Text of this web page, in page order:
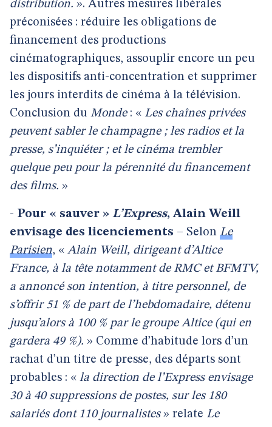
distribution. ». Autres mesures libérales
préconisées : réduire les obligations de
financement des productions
cinématographiques, assouplir encore un peu
les dispositifs anti-concentration et supprimer
les jours interdits de cinéma à la télévision.
Conclusion du Monde: « Les chaînes privées
peuvent sabler le champagne ; les radios et la
presse, s’inquiéter ; et le cinéma trembler
quelque peu pour la pérennité du financement
des films. »
- Pour « sauver » L’Express, Alain Weill
envisage des licenciements – Selon Le
Parisien, « Alain Weill, dirigeant d’Altice
France, à la tête notamment de RMC et BFMTV,
a annoncé son intention, à titre personnel, de
s’offrir 51 % de part de l’hebdomadaire, détenu
jusqu’alors à 100 % par le groupe Altice (qui en
gardera 49 %). » Comme d’habitude lors d’un
rachat d’un titre de presse, des départs sont
probables : « la direction de l’Express envisage
30 à 40 suppressions de postes, sur les 180
salariés dont 110 journalistes» relate Le